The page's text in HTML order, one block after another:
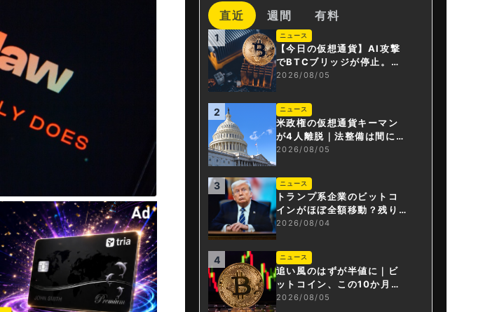
直近 週間 有料
1 ニュース
【今日の仮想通貨】AI攻撃
でBTCブリッジが停止。金
融庁が「暗号資産・ステー
2026/08/05
2 ニュース
米政権の仮想通貨キーマン
が4人離脱｜法整備は間に合
うか
2026/08/05
3 ニュース
トランプ系企業のビットコ
インがほぼ全額移動？残り
は3.43BTCか
2026/08/04
4 ニュース
追い風のはずが半値に｜ビ
ットコイン、この10か月で
何が起きたか
2026/08/05